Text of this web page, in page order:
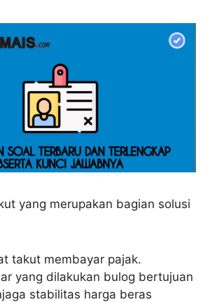
yang merupakan bagian solusi
takut membayar pajak.
yang dilakukan bulog bertujuan
stabilitas harga beras